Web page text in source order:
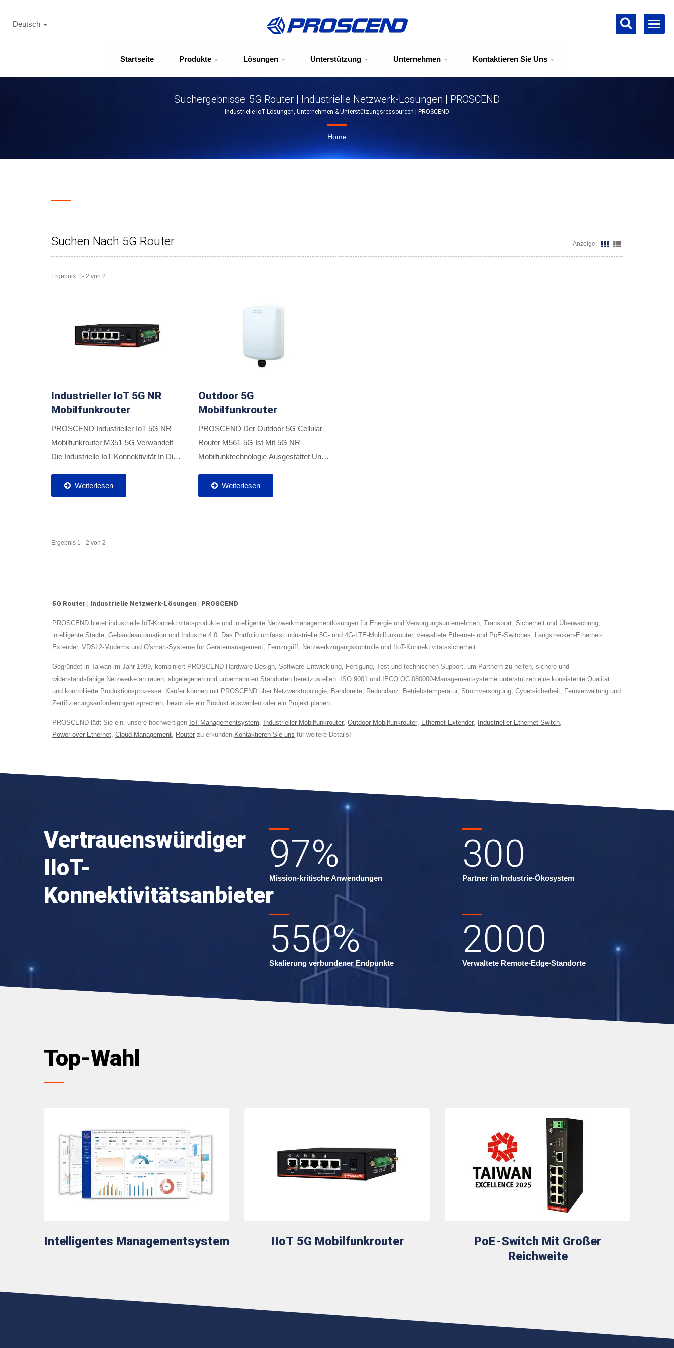
Startseite Produkte Lösungen Unterstützung Unternehmen Kontaktieren Sie Uns
Deutsch
Suchergebnisse: 5G Router | Industrielle Netzwerk-Lösungen | PROSCEND
Industrielle IoT-Lösungen, Unternehmen & Unterstützungsressourcen | PROSCEND
Home
Suchen Nach 5G Router Anzeige:
Ergebnis 1 - 2 von 2
Industrieller IoT 5G NR
Mobilfunkrouter
PROSCEND Industrieller IoT 5G NR
Mobilfunkrouter M351-5G Verwandelt
Die Industrielle IoT-Konnektivität In Die
Kompaktes Industriedesign, Einen
Geringeren Stromverbrauch,...
Weiterlesen
Outdoor 5G
Mobilfunkrouter
PROSCEND Der Outdoor 5G Cellular
Router M561-5G Ist Mit 5G NR-
Mobilfunktechnologie Ausgestattet Und
Access (FWA)-Anwendungen In 5G-
Oder 5G/LTE-Hybridnetzwerken Zu
Weiterlesen
Ergebnis 1 - 2 von 2
5G Router | Industrielle Netzwerk-Lösungen | PROSCEND
PROSCEND bietet industrielle IoT-Konnektivitätsprodukte und intelligente Netzwerkmanagementlösungen für Energie und Versorgungsunternehmen, Transport, Sicherheit und Überwachung,
intelligente Städte, Gebäudeautomation und Industrie 4.0. Das Portfolio umfasst industrielle 5G- und 4G-LTE-Mobilfunkrouter, verwaltete Ethernet- und PoE-Switches, Langstrecken-Ethernet-
Extender, VDSL2-Modems und O'smart-Systeme für Gerätemanagement, Fernzugriff, Netzwerkzugangskontrolle und IIoT-Konnektivitätssicherheit.
Gegründet in Taiwan im Jahr 1999, kombiniert PROSCEND Hardware-Design, Software-Entwicklung, Fertigung, Test und technischen Support, um Partnern zu helfen, sichere und
widerstandsfähige Netzwerke an rauen, abgelegenen und unbemannten Standorten bereitzustellen. ISO 9001 und IECQ QC 080000-Managementsysteme unterstützen eine konsistente Qualität
und kontrollierte Produktionsprozesse. Käufer können mit PROSCEND über Netzwerktopologie, Bandbreite, Redundanz, Betriebstemperatur, Stromversorgung, Cybersicherheit, Fernverwaltung und
Zertifizierungsanforderungen sprechen, bevor sie ein Produkt auswählen oder ein Projekt planen.
PROSCEND lädt Sie ein, unsere hochwertigen IoT-Managementsystem Industrieller Mobilfunkrouter Outdoor-Mobilfunkrouter Ethernet-Extender Industrieller Ethernet-Switch
Power over Ethernet Cloud-Management Router zu erkunden. Kontaktieren Sie uns für weitere Details!
Vertrauenswürdiger
IIoT-
Konnektivitätsanbieter
97%
Mission-kritische Anwendungen
300
Partner im Industrie-Ökosystem
550%
Skalierung verbundener Endpunkte
2000
Verwaltete Remote-Edge-Standorte
Top-Wahl
Intelligentes Managementsystem IIoT 5G Mobilfunkrouter
PoE-Switch Mit Großer
Reichweite